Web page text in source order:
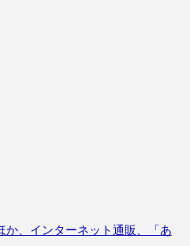
か、インターネット通販、「あ